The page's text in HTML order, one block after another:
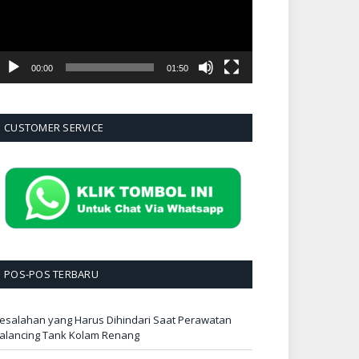
00:00 01:50
CUSTOMER SERVICE
POS-POS TERBARU
yang Harus Dihindari Saat Perawatan
Tank Kolam Renang